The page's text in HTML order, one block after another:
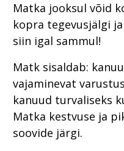
Matka jooksul võid
kopra tegevusjälgi
siin igal sammul!
Matk sisaldab:
vajaminevat
kanuud turvaliseks
Matka kestvuse ja
soovide järgi.